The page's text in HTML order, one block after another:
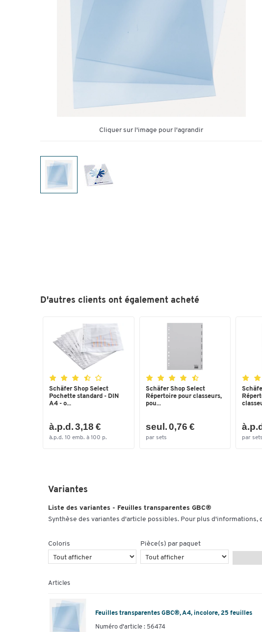
Cliquer sur l'image pour l'agrandir
D'autres clients ont également acheté
Schäfer Shop Select
Pochette standard - DIN
A4 - o...
à.p.d. 3,18 €
à.p.d. 10 emb. à 100 p.
Schäfer Shop Select
Répertoire pour classeurs,
pou...
seul. 0,76 €
par sets par
Variantes
Liste des variantes - Feuilles transparentes GBC®
Synthèse des variantes d'article possibles. Pour plus d'informations,
Coloris
Pièce(s) par paquet
Articles
Feuilles transparentes GBC®, A4, incolore, 25 feuilles
Numéro d'article : 56474